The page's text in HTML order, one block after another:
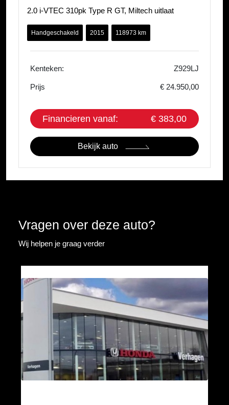
2.0 i-VTEC 310pk Type R GT, Miltech uitlaat
Handgeschakeld 2015 118973 km
Kenteken: Z929LJ
Prijs € 24.950,00
Financieren vanaf: € 383,00
Bekijk auto
Vragen over deze auto?
Wij helpen je graag verder